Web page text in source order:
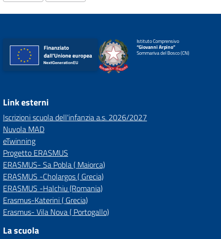
Istituto Comprensivo
“Giovanni Arpino”
Sommariva del Bosco (CN)
Link esterni
Iscrizioni scuola dell'infanzia a.s. 2026/2027
Nuvola MAD
eTwinning
Progetto ERASMUS
ERASMUS- Sa Pobla ( Maiorca)
ERASMUS -Cholargos ( Grecia)
ERASMUS -Halchiu (Romania)
Erasmus-Katerini ( Grecia)
Erasmus- Vila Nova ( Portogallo)
La scuola